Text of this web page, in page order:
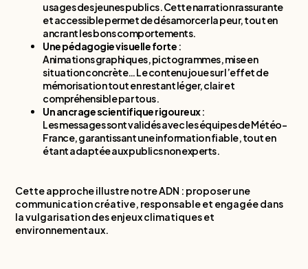
usages des jeunes publics. Cette narration rassurante
et accessible permet de désamorcer la peur, tout en
ancrant les bons comportements.
Une pédagogie visuelle forte :
Animations graphiques, pictogrammes, mise en
situation concrète… Le contenu joue sur l’effet de
mémorisation tout en restant léger, clair et
compréhensible par tous.
Un ancrage scientifique rigoureux:
Les messages sont validés avec les équipes de Météo-
France, garantissant une information fiable, tout en
étant adaptée aux publics non experts.
Cette approche illustre notre ADN : proposer une
communication créative, responsable et engagée dans
la vulgarisation des enjeux climatiques et
environnementaux.